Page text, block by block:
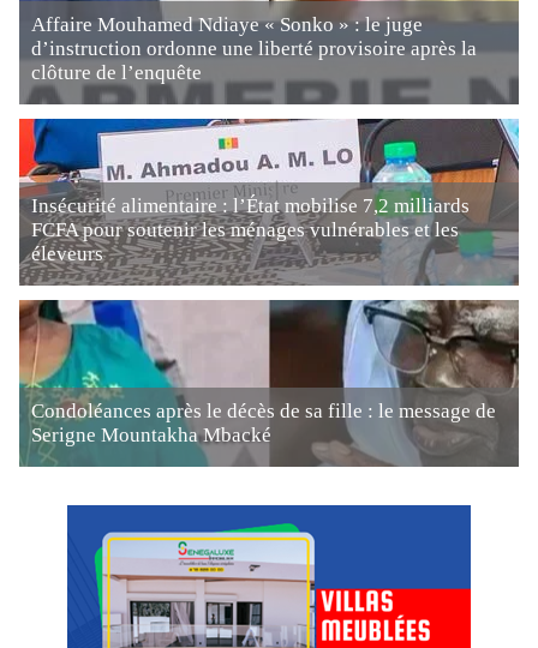
Affaire Mouhamed Ndiaye « Sonko » : le juge
d’instruction ordonne une liberté provisoire après la
clôture de l’enquête
Insécurité alimentaire : l’État mobilise 7,2 milliards
FCFA pour soutenir les ménages vulnérables et les
éleveurs
Condoléances après le décès de sa fille : le message de
Serigne Mountakha Mbacké